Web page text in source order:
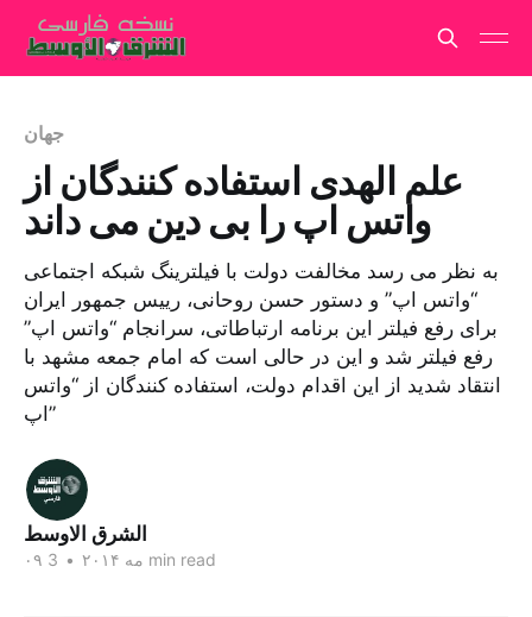
جهان
علم الهدی استفاده کنندگان از
واتس اپ را بی دین می داند
به نظر می رسد مخالفت دولت با فیلترینگ شبکه اجتماعی
“واتس اپ” و دستور حسن روحانی، رییس جمهور ایران
برای رفع فیلتر این برنامه ارتباطاتی، سرانجام “واتس اپ”
رفع فیلتر شد و این در حالی است که امام جمعه مشهد با
انتقاد شدید از این اقدام دولت، استفاده کنندگان از “واتس
اپ”
الشرق الاوسط
۰۹ مه ۲۰۱۴ • 3 min read